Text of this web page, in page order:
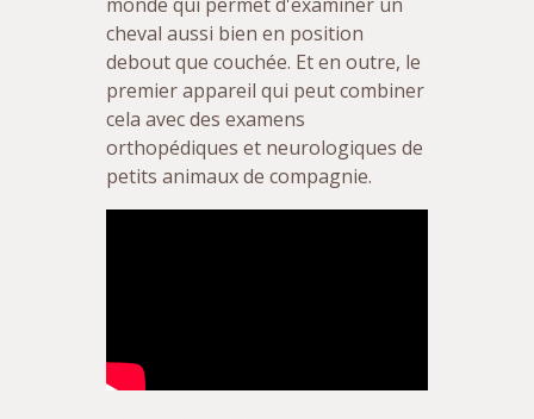
cheval aussi bien en position
debout que couchée. Et en outre, le
premier appareil qui peut combiner
cela avec des examens
orthopédiques et neurologiques de
petits animaux de compagnie.